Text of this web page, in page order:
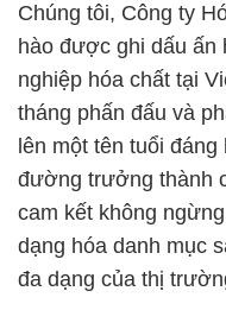
# Nơi chuyên cung
Hidroxit © Xút Vảy
# Công ty chuyên
Hidroxit © Xút Vảy
# Nhà thương mại │
98% Formosa Đài
# Cty chuyên thương
Hidroxit © Xút Vảy
# Đơn vị kinh doanh